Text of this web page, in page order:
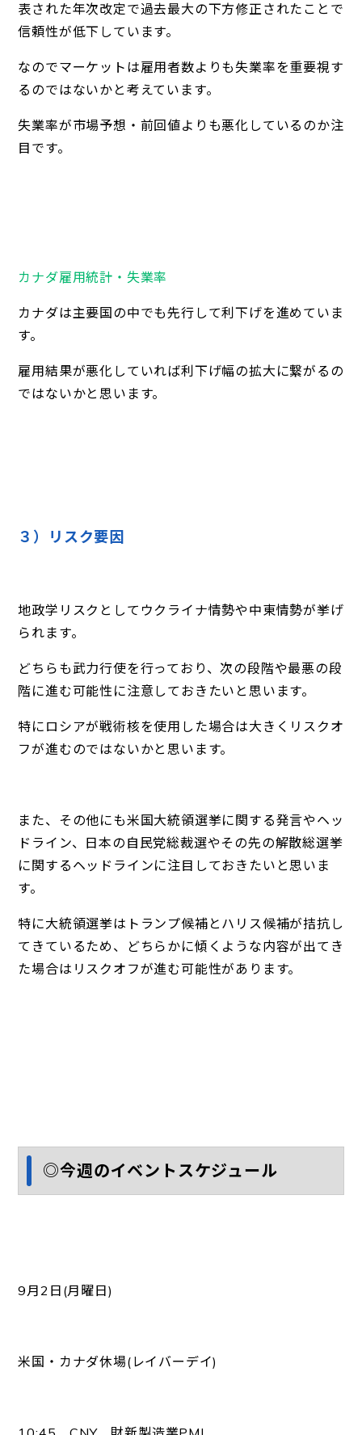
表された年次改定で過去最大の下方修正されたことで
信頼性が低下しています。
なのでマーケットは雇用者数よりも失業率を重要視す
るのではないかと考えています。
失業率が市場予想・前回値よりも悪化しているのか注
目です。
カナダ雇用統計・失業率
カナダは主要国の中でも先行して利下げを進めていま
す。
雇用結果が悪化していれば利下げ幅の拡大に繋がるの
ではないかと思います。
３）リスク要因
地政学リスクとしてウクライナ情勢や中東情勢が挙げ
られます。
どちらも武力行使を行っており、次の段階や最悪の段
階に進む可能性に注意しておきたいと思います。
特にロシアが戦術核を使用した場合は大きくリスクオ
フが進むのではないかと思います。
また、その他にも米国大統領選挙に関する発言やヘッ
ドライン、日本の自民党総裁選やその先の解散総選挙
に関するヘッドラインに注目しておきたいと思いま
す。
特に大統領選挙はトランプ候補とハリス候補が拮抗し
てきているため、どちらかに傾くような内容が出てき
た場合はリスクオフが進む可能性があります。
◎今週のイベントスケジュール
9月2日(月曜日)
米国・カナダ休場(レイバーデイ)